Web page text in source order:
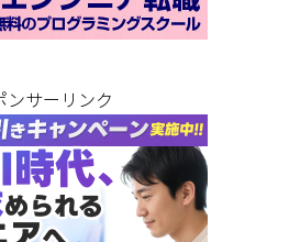
ンサーリンク